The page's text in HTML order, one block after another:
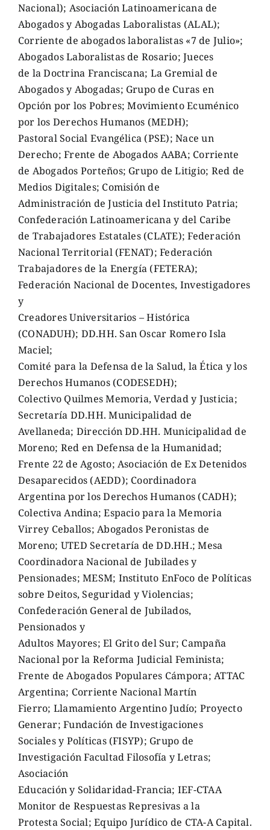
Nacional); Asociación Latinoamericana de
Abogados y Abogadas Laboralistas (ALAL);
Corriente de abogados laboralistas «7 de Julio»;
Abogados Laboralistas de Rosario; Jueces
de la Doctrina Franciscana; La Gremial de
Abogados y Abogadas; Grupo de Curas en
Opción por los Pobres; Movimiento Ecuménico
por los Derechos Humanos (MEDH);
Pastoral Social Evangélica (PSE); Nace un
Derecho; Frente de Abogados AABA; Corriente
de Abogados Porteños; Grupo de Litigio; Red de
Medios Digitales; Comisión de
Administración de Justicia del Instituto Patria;
Confederación Latinoamericana y del Caribe
de Trabajadores Estatales (CLATE); Federación
Nacional Territorial (FENAT); Federación
Trabajadores de la Energía (FETERA);
Federación Nacional de Docentes, Investigadores
y
Creadores Universitarios – Histórica
(CONADUH); DD.HH. San Oscar Romero Isla
Maciel;
Comité para la Defensa de la Salud, la Ética y los
Derechos Humanos (CODESEDH);
Colectivo Quilmes Memoria, Verdad y Justicia;
Secretaría DD.HH. Municipalidad de
Avellaneda; Dirección DD.HH. Municipalidad de
Moreno; Red en Defensa de la Humanidad;
Frente 22 de Agosto; Asociación de Ex Detenidos
Desaparecidos (AEDD); Coordinadora
Argentina por los Derechos Humanos (CADH);
Colectiva Andina; Espacio para la Memoria
Virrey Ceballos; Abogados Peronistas de
Moreno; UTED Secretaría de DD.HH.; Mesa
Coordinadora Nacional de Jubilades y
Pensionades; MESM; Instituto EnFoco de Políticas
sobre Deitos, Seguridad y Violencias;
Confederación General de Jubilados,
Pensionados y
Adultos Mayores; El Grito del Sur; Campaña
Nacional por la Reforma Judicial Feminista;
Frente de Abogados Populares Cámpora; ATTAC
Argentina; Corriente Nacional Martín
Fierro; Llamamiento Argentino Judío; Proyecto
Generar; Fundación de Investigaciones
Sociales y Políticas (FISYP); Grupo de
Investigación Facultad Filosofía y Letras;
Asociación
Educación y Solidaridad-Francia; IEF-CTAA
Monitor de Respuestas Represivas a la
Protesta Social; Equipo Jurídico de CTA-A Capital.